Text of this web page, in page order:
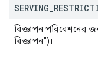
SERVING
বিজ্ঞাপন পরিবেশনের
বিজ্ঞাপন")।